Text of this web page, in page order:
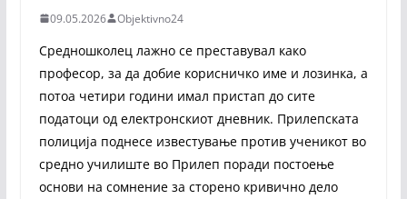
09.05.2026 Objektivno24
Средношколец лажно се преставувал како
професор, за да добие корисничко име и лозинка, а
потоа четири години имал пристап до сите
податоци од електронскиот дневник. Прилепската
полиција поднесе известување против ученикот во
средно училиште во Прилеп поради постоење
основи на сомнение за сторено кривично дело